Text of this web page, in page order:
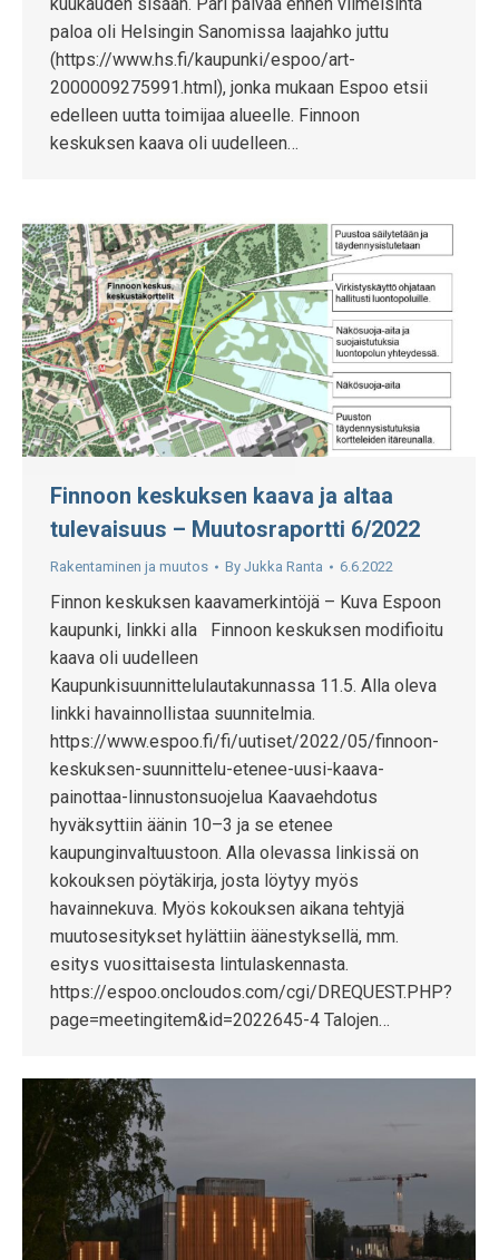
paloa oli Helsingin Sanomissa laajahko juttu
(https://www.hs.fi/kaupunki/espoo/art-
2000009275991.html), jonka mukaan Espoo etsii
edelleen uutta toimijaa alueelle. Finnoon
keskuksen kaava oli uudelleen…
Finnoon keskuksen kaava ja altaa
tulevaisuus – Muutosraportti 6/2022
Rakentaminen ja muutos By Jukka Ranta 6.6.2022
Finnon keskuksen kaavamerkintöjä – Kuva Espoon
kaupunki, linkki alla Finnoon keskuksen modifioitu
kaava oli uudelleen
Kaupunkisuunnittelulautakunnassa 11.5. Alla oleva
linkki havainnollistaa suunnitelmia.
https://www.espoo.fi/fi/uutiset/2022/05/finnoon-
keskuksen-suunnittelu-etenee-uusi-kaava-
painottaa-linnustonsuojelua Kaavaehdotus
hyväksyttiin äänin 10–3 ja se etenee
kaupunginvaltuustoon. Alla olevassa linkissä on
kokouksen pöytäkirja, josta löytyy myös
havainnekuva. Myös kokouksen aikana tehtyjä
muutosesitykset hylättiin äänestyksellä, mm.
esitys vuosittaisesta lintulaskennasta.
https://espoo.oncloudos.com/cgi/DREQUEST.PHP?
page=meetingitem&id=2022645-4 Talojen…